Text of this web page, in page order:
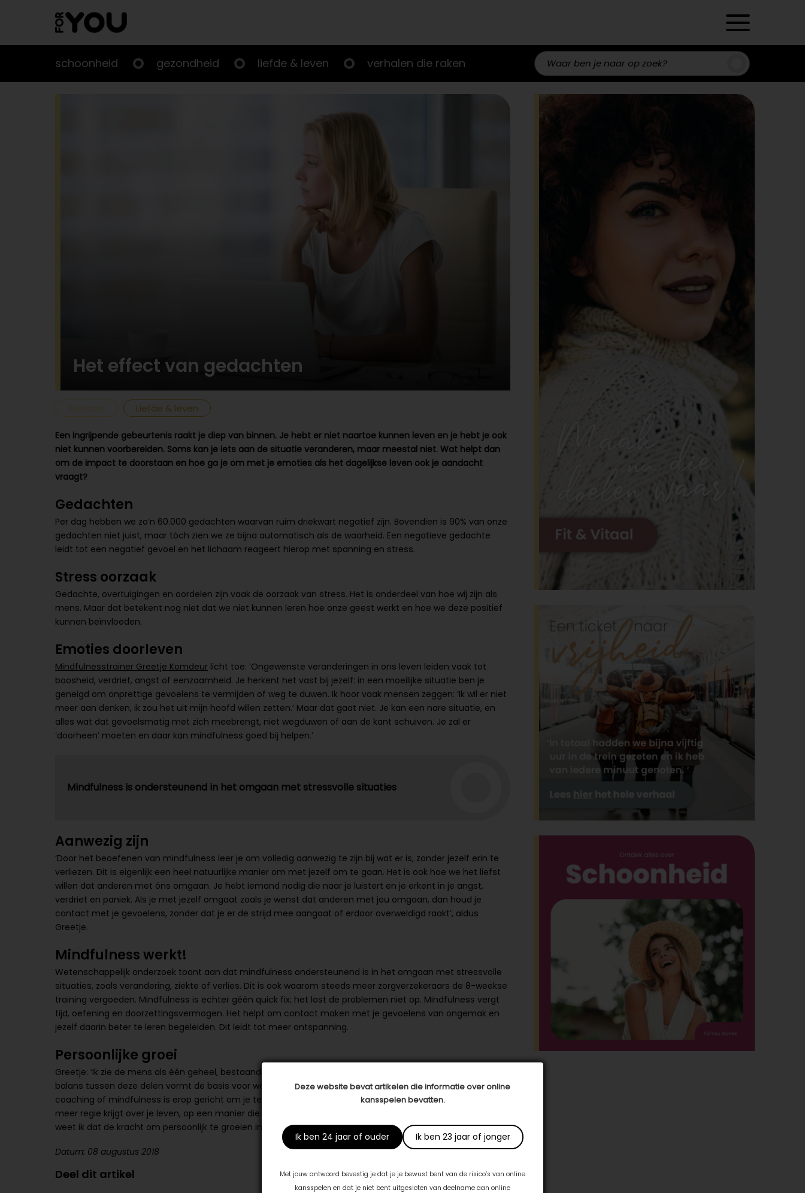
Deze website bevat artikelen die informatie over online
kansspelen bevatten.
Ik ben 24 jaar of ouder Ik ben 23 jaar of jonger
Met jouw antwoord bevestig je dat je je bewust bent van de risico’s van online
kansspelen en dat je niet bent uitgesloten van deelname aan online
schoonheid gezondheid liefde & leven verhalen die raken Zoeken
Het effect van gedachten
Liefde & leven
Een ingrijpende gebeurtenis raakt je diep van binnen. Je hebt er niet naartoe kunnen leven en je hebt je ook
niet kunnen voorbereiden. Soms kan je iets aan de situatie veranderen, maar meestal niet. Wat helpt dan
om de impact te doorstaan en hoe ga je om met je emoties als het dagelijkse leven ook je aandacht
vraagt?
Gedachten
Per dag hebben we zo’n 60.000 gedachten waarvan ruim driekwart negatief zijn. Bovendien is 90% van onze
gedachten niet juist, maar tóch zien we ze bijna automatisch als de waarheid. Een negatieve gedachte
leidt tot een negatief gevoel en het lichaam reageert hierop met spanning en stress.
Stress oorzaak
Gedachte, overtuigingen en oordelen zijn vaak de oorzaak van stress. Het is onderdeel van hoe wij zijn als
mens. Maar dat betekent nog niet dat we niet kunnen leren hoe onze geest werkt en hoe we deze positief
kunnen beïnvloeden.
Emoties doorleven
Mindfulnesstrainer Greetje Komdeur licht toe: ‘Ongewenste veranderingen in ons leven leiden vaak tot
boosheid, verdriet, angst of eenzaamheid. Je herkent het vast bij jezelf: in een moeilijke situatie ben je
geneigd om onprettige gevoelens te vermijden of weg te duwen. Ik hoor vaak mensen zeggen: ‘Ik wil er niet
meer aan denken, ik zou het uit mijn hoofd willen zetten.’ Maar dat gaat niet. Je kan een nare situatie, en
alles wat dat gevoelsmatig met zich meebrengt, niet wegduwen of aan de kant schuiven. Je zal er
‘doorheen’ moeten en daar kan mindfulness goed bij helpen.’
Mindfulness is ondersteunend in het omgaan met stressvolle situaties
Aanwezig zijn
‘Door het beoefenen van mindfulness leer je om volledig aanwezig te zijn bij wat er is, zonder jezelf erin te
verliezen. Dit is eigenlijk een heel natuurlijke manier om met jezelf om te gaan. Het is ook hoe we het liefst
willen dat anderen met óns omgaan. Je hebt iemand nodig die naar je luistert en je erkent in je angst,
verdriet en paniek. Als je met jezelf omgaat zoals je wenst dat anderen met jou omgaan, dan houd je
contact met je gevoelens, zonder dat je er de strijd mee aangaat of erdoor overweldigd raakt’, aldus
Greetje.
Mindfulness werkt!
Wetenschappelijk onderzoek toont aan dat mindfulness ondersteunend is in het omgaan met stressvolle
situaties, zoals verandering, ziekte of verlies. Dit is ook waarom steeds meer zorgverzekeraars de 8-weekse
training vergoeden. Mindfulness is echter géén quick fix; het lost de problemen niet op. Mindfulness vergt
tijd, oefening en doorzettingsvermogen. Het helpt om contact maken met je gevoelens van ongemak en
jezelf daarin beter te leren begeleiden. Dit leidt tot meer ontspanning.
Persoonlijke groei
Greetje: ‘Ik zie de mens als één geheel, bestaande uit verschillende delen: lichaam, geest en ziel. Een goede
balans tussen deze delen vormt de basis voor welzijn, gezondheid, zingeving en geluk. Mijn begeleiding met
coaching of mindfulness is erop gericht om je te leren hoe je meer in je eigen kracht kunt staan, zodat je
meer regie krijgt over je leven, op een manier die bij jou past. Alles begint bij bewustwording. Uit ervaring
weet ik dat de kracht om persoonlijk te groeien in iedereen zit.’
Datum: 08 augustus 2018
Deel dit artikel